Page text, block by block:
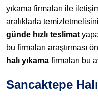
yıkama firmaları ile
aralıklarla
günde hızlı teslimat
bu firmaları araştırması
halı yıkama firmaları bu
Sancaktepe